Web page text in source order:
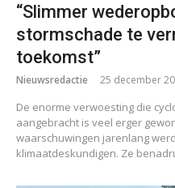
“Slimmer
stormschade te
toekomst”
Nieuwsredactie 25 december
De enorme verwoesting die
aangebracht is veel erger
waarschuwingen jarenlang
klimaatdeskundigen. Ze